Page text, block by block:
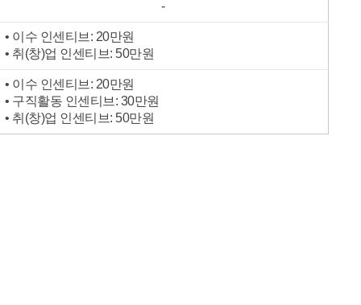
-
• 이수 인센티브: 20만원
• 취(창)업 인센티브: 50만원
• 이수 인센티브: 20만원
• 구직활동 인센티브: 30만원
• 취(창)업 인센티브: 50만원